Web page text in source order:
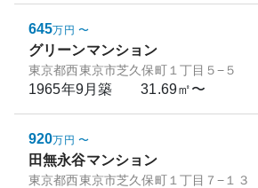
645万円 〜
グリーンマンション
東京都西東京市芝久保町１丁目５−５
1965年9月築 31.69㎡〜
920万円 〜
田無永谷マンション
東京都西東京市芝久保町１丁目７−１３